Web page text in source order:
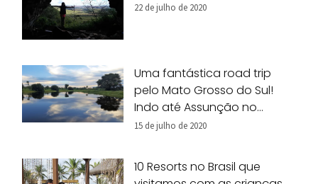
22 de julho de 2020
Uma fantástica road trip
pelo Mato Grosso do Sul!
Indo até Assunção no
Paraguai.
15 de julho de 2020
10 Resorts no Brasil que